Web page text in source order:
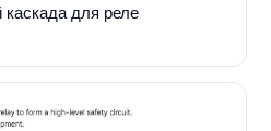
для реле